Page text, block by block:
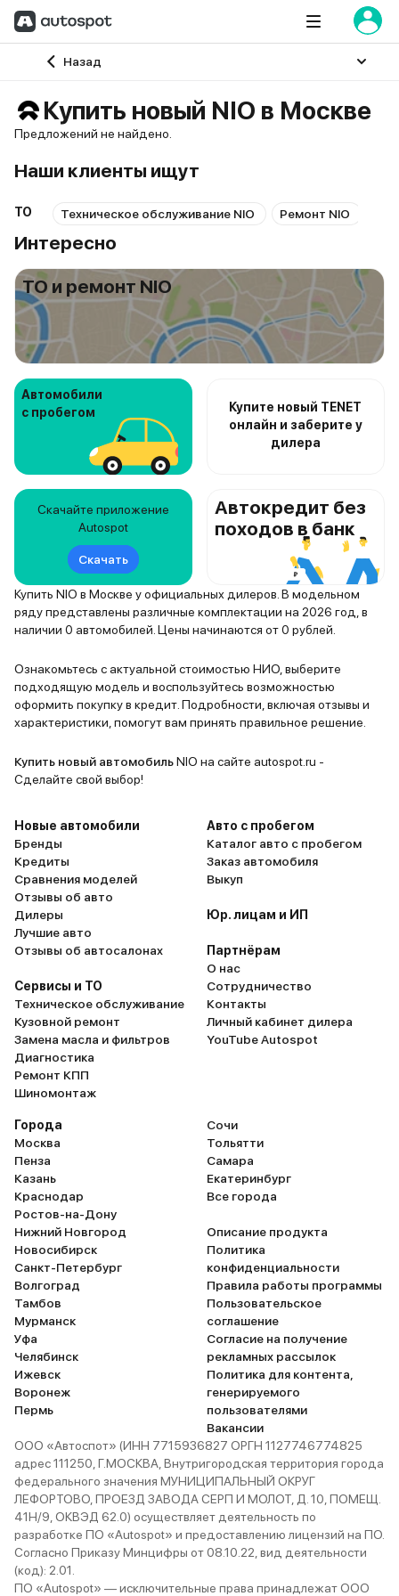
Назад
Главная
Купить новый NIO в Москве
Предложений не найдено.
Наши клиенты ищут
ТО Техническое обслуживание NIO Ремонт NIO
Интересно
ТО и ремонт NIO
Автомобили
с пробегом
Купите новый TENET
онлайн и заберите у
дилера
Скачайте приложение
Autospot
Скачать
Автокредит без
походов в банк
Купить NIO в Москве у официальных дилеров. В модельном
ряду представлены различные комплектации на 2026 год, в
наличии 0 автомобилей. Цены начинаются от 0 рублей.
Ознакомьтесь с актуальной стоимостью НИО, выберите
подходящую модель и воспользуйтесь возможностью
оформить покупку в кредит. Подробности, включая отзывы и
характеристики, помогут вам принять правильное решение.
Купить новый автомобильNIO на сайте autospot.ru -
Сделайте свой выбор!
Новые автомобили
Бренды
Кредиты
Сравнения моделей
Отзывы об авто
Дилеры
Лучшие авто
Отзывы об автосалонах
Сервисы и ТО
Техническое обслуживание
Кузовной ремонт
Замена масла и фильтров
Диагностика
Ремонт КПП
Шиномонтаж
Авто с пробегом
Каталог авто с пробегом
Заказ автомобиля
Выкуп
Юр. лицам и ИП
Партнёрам
О нас
Сотрудничество
Контакты
Личный кабинет дилера
YouTube Autospot
Города
Москва
Пенза
Казань
Краснодар
Ростов-на-Дону
Нижний Новгород
Новосибирск
Санкт-Петербург
Волгоград
Тамбов
Мурманск
Уфа
Челябинск
Ижевск
Воронеж
Пермь
Сочи
Тольятти
Самара
Екатеринбург
Все города
Описание продукта
Политика
конфиденциальности
Правила работы программы
Пользовательское
соглашение
Согласие на получение
рекламных рассылок
Политика для контента,
генерируемого
пользователями
Вакансии
ООО «Автоспот» (ИНН 7715936827 ОРГН 1127746774825
адрес 111250, Г.МОСКВА, Внутригородская территория города
федерального значения МУНИЦИПАЛЬНЫЙ ОКРУГ
ЛЕФОРТОВО, ПРОЕЗД ЗАВОДА СЕРП И МОЛОТ, Д. 10, ПОМЕЩ.
41Н/9, ОКВЭД 62.0) осуществляет деятельность по
разработке ПО «Autospot» и предоставлению лицензий на ПО.
Согласно Приказу Минцифры от 08.10.22, вид деятельности
(код): 2.01.
ПО «Autospot» — исключительные права принадлежат ООО